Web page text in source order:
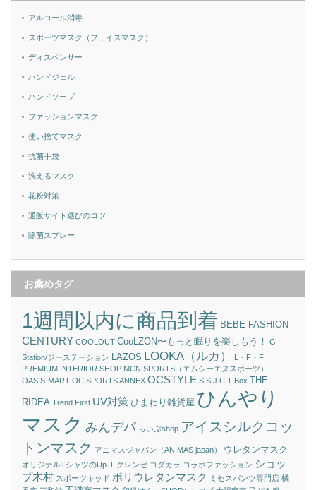
アルコール消毒
スポーツマスク（フェイスマスク）
ディスペンサー
ハンドジェル
ハンドソープ
ファッションマスク
使い捨てマスク
抗菌手袋
洗えるマスク
花粉対策
通販サイト選びのコツ
除菌スプレー
お薦めタグ
1週間以内に商品到着 BEBE FASHION
CENTURY COOLOUT CooLZON〜もっと眠りを楽しもう！
G-
Station/ジーステーション
LAZOS LOOKA（ルカ）
L・F・F
PREMIUM INTERIOR SHOP MCN SPORTS（エムシーエヌスポーツ）
OASIS-MART OC SPORTS ANNEX OCSTYLE S.S.J.C T-Box THE
RIDEA Trend First UV対策 ひまわり雑貨屋 ひんやり
マスク みんデパ らいぶshop アイスシルクコッ
トンマスク アニマスジャパン（ANIMAS japan） ウレタンマスク
オリジナルTシャツのUp-T クレンゼ コダカラ コラボファッション ショッ
プ木村 スポーツキッド ポリウレタンマスク
ミセスパンツ専門店 橘